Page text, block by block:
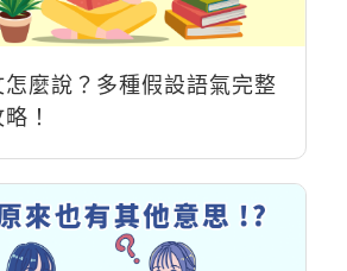
麼說？多種假設語氣完整
！